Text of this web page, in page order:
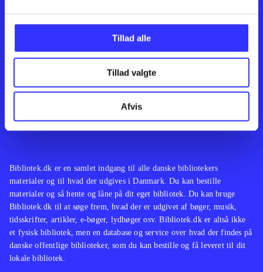
Tillad alle
Tillad valgte
Afvis Feedback
Bibliotek.dk er en samlet indgang til alle danske bibliotekers
materialer og til hvad der udgives i Danmark. Du kan bestille
materialer og så hente og låne på dit eget bibliotek. Du kan bruge
Bibliotek.dk til at søge frem, hvad der er udgivet af bøger, musik,
tidsskrifter, artikler, e-bøger, lydbøger osv. Bibliotek.dk er altså ikke
et fysisk bibliotek, men en database og service over hvad der findes på
danske offentlige biblioteker, som du kan bestille og få leveret til dit
lokale bibliotek.
Kontakt os
English
Artikler
Film
Musik
Noder